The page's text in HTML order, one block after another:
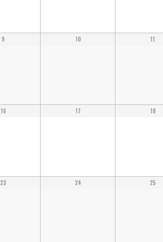
9 10 11
16 17 18
23 24 25